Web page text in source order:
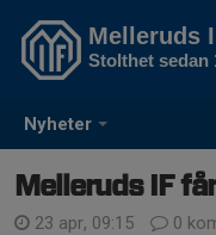
Nyheter
Melleruds
Stolthet sedan
Melleruds IF
23 apr, 09:15 0